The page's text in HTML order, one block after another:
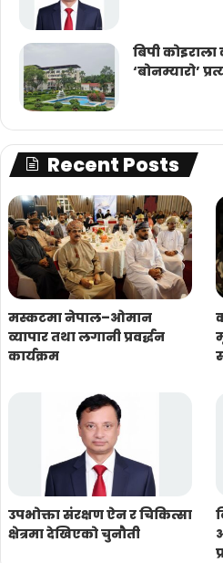
बिपी
‘बोनम्यारो’
Recent Posts
मस्कटमा नेपाल–ओमान
व्यापार तथा लगानी प्रवर्द्धन
कार्यक्रम
उपभोक्ता संरक्षण ऐन र चिकित्सा
क्षेत्रमा देखिएको चुनौती